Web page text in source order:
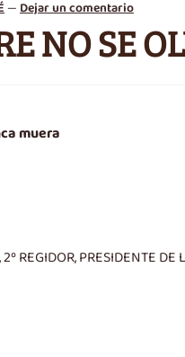
—Dejar un comentario
NO SE
muera
REGIDOR, PRESIDENTE